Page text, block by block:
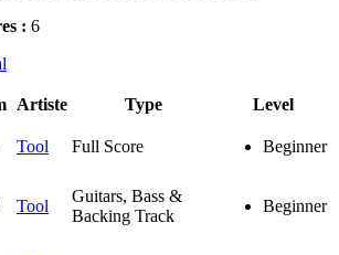
: 6
Artiste Type
Level
Tool Full Score Beginner
Tool
Guitars, Bass &
Backing Track
Beginner